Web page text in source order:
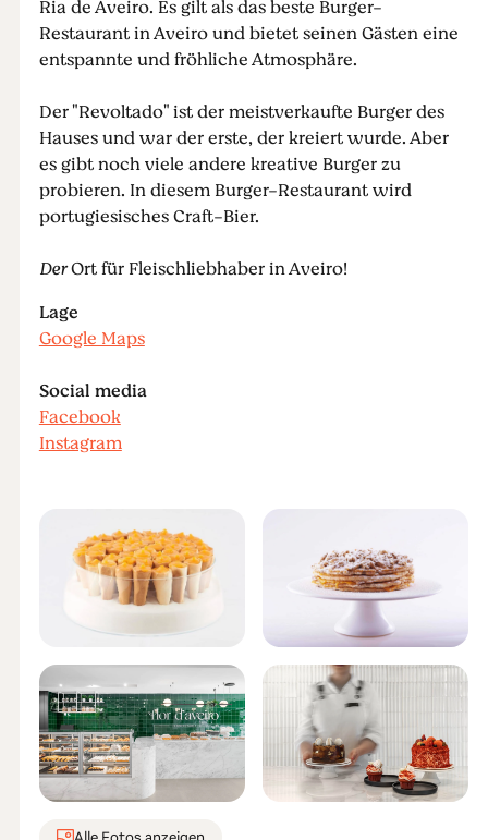
Ria de Aveiro. Es gilt als das beste Burger-
Restaurant in Aveiro und bietet seinen Gästen eine
entspannte und fröhliche Atmosphäre.
Der "Revoltado" ist der meistverkaufte Burger des
Hauses und war der erste, der kreiert wurde. Aber
es gibt noch viele andere kreative Burger zu
probieren. In diesem Burger-Restaurant wird
portugiesisches Craft-Bier.
DerOrt für Fleischliebhaber in Aveiro!
Lage
Google Maps
Social media
Facebook
Instagram